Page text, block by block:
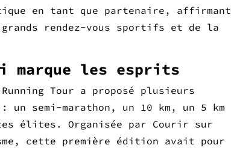
en tant que partenaire, affirmant
grands rendez-vous sportifs et de la
marque les esprits
Tour a proposé plusieurs
semi-marathon, un 10 km, un 5 km
élites. Organisée par Courir sur
cette première édition avait pour